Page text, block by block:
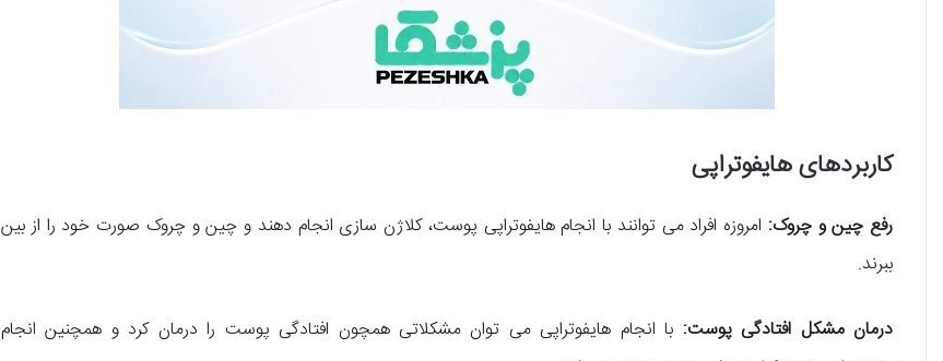
کاربردهای هایفوتراپی
رفع چین و چروک: امروزه افراد می توانند با انجام هایفوتراپی پوست، کلاژن سازی انجام دهند و چین و چروک صورت خود را از بین
ببرند.
درمان مشکل افتادگی پوست: با انجام هایفوتراپی می توان مشکلاتی همچون افتادگی پوست را درمان کرد و همچنین انجام